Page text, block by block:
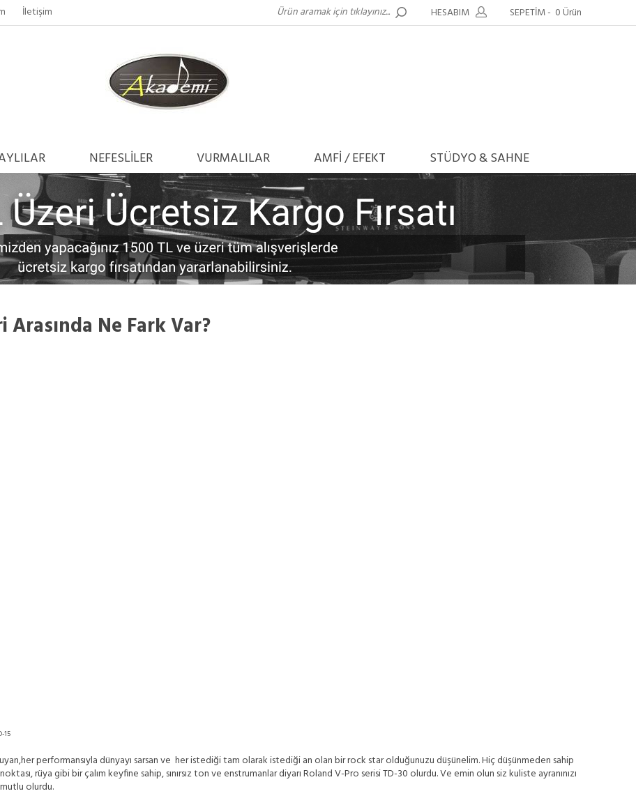
İletişim HESABIM SEPETİM - 0 Ürün
NEFESLİLER VURMALILAR AMFİ / EFEKT STÜDYO & SAHNE
Arasında Ne Fark Var?
15
performansıyla dünyayı sarsan ve her istediği tam olarak istediği an olan bir rock star olduğunuzu düşünelim. Hiç düşünmeden sahip
rüya gibi bir çalım keyfine sahip, sınırsız ton ve enstrumanlar diyarı Roland V-Pro serisi TD-30 olurdu. Ve emin olun siz kuliste ayranınızı
olurdu.